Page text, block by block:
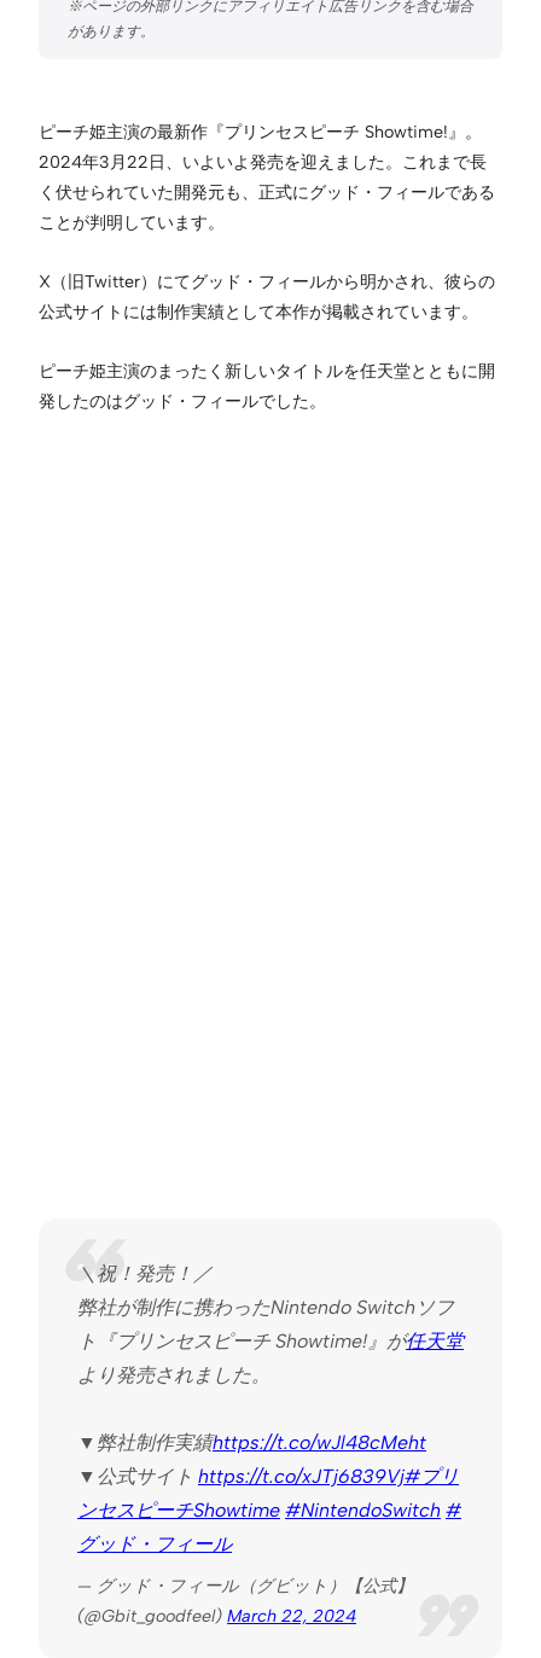
ピーチ姫主演の最新作『プリンセスピーチ Showtime!』。
2024年3月22日、いよいよ発売を迎えました。これまで長
く伏せられていた開発元も、正式にグッド・フィールである
ことが判明しています。
X（旧Twitter）にてグッド・フィールから明かされ、彼らの
公式サイトには制作実績として本作が掲載されています。
ピーチ姫主演のまったく新しいタイトルを任天堂とともに開
発したのはグッド・フィールでした。
＼祝！発売！／
弊社が制作に携わったNintendo Switchソフ
ト『プリンセスピーチ Showtime!』が任天堂
より発売されました。
▼弊社制作実績https://t.co/wJl48cMeht
▼公式サイト https://t.co/xJTj6839Vj#プリ
ンセスピーチShowtime #NintendoSwitch #
グッド・フィール
— グッド・フィール（グビット）【公式】
(@Gbit_goodfeel) March 22, 2024